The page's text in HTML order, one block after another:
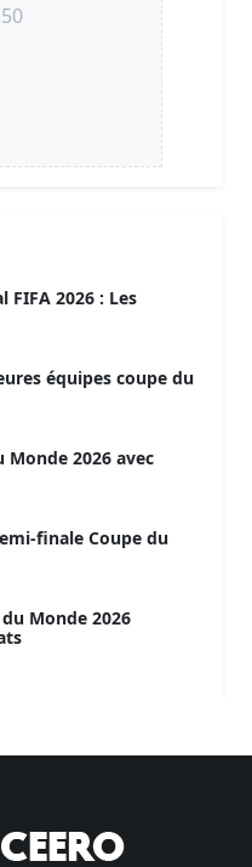
FIFA 2026 : Les
équipes coupe du
Monde 2026 avec
finale Coupe du
Monde 2026